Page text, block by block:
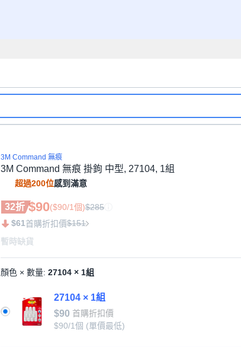
3M Command 無痕
3M Command 無痕 掛鉤 中型, 27104, 1組
超過200位感到滿意
32折 $90($90/1個)$285
$61首購折扣價$151
暫時缺貨
顏色 × 數量: 27104 × 1組
27104 × 1組
$90 首購折扣價
$90/1個 (單價最低)